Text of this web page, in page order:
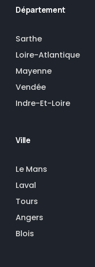
Département
Sarthe
Loire-Atlantique
Mayenne
Vendée
Indre-Et-Loire
Ville
Le Mans
Laval
Tours
Angers
Blois